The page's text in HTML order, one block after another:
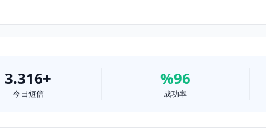
3.316+
今日短信
%96
成功率